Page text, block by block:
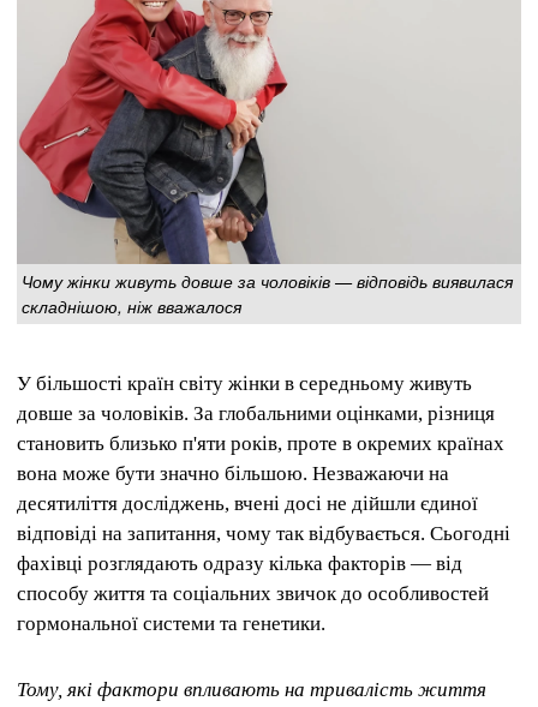
Чому жінки живуть довше за чоловіків — відповідь виявилася
складнішою, ніж вважалося
У більшості країн світу жінки в середньому живуть
довше за чоловіків. За глобальними оцінками, різниця
становить близько п'яти років, проте в окремих країнах
вона може бути значно більшою. Незважаючи на
десятиліття досліджень, вчені досі не дійшли єдиної
відповіді на запитання, чому так відбувається. Сьогодні
фахівці розглядають одразу кілька факторів — від
способу життя та соціальних звичок до особливостей
гормональної системи та генетики.
Тому, які фактори впливають на тривалість життя